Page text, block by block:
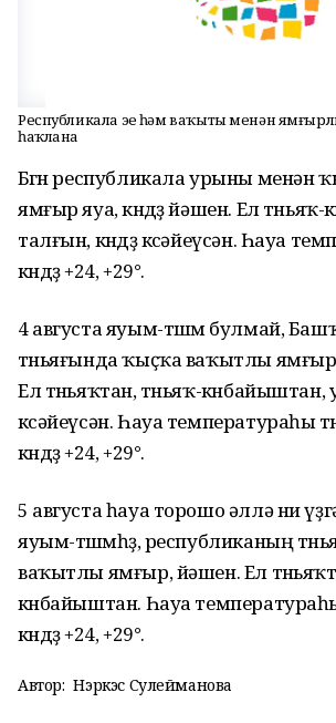
Республикала эҫе һәм ваҡыты менән
һаҡлана
Бөгөн республикала урыны менән
ямғыр яуа, көндөҙ йәшен. Ел
талғын, көндөҙ көсәйеүсән. Һауа
көндөҙ +24, +29°.
4 августа яуым-төшөм булмай,
төньяғында ҡыҫҡа ваҡытлы ямғыр,
Ел төньяҡтан, төньяҡ-
көсәйеүсән. Һауа температураһы
көндөҙ +24, +29°.
5 августа һауа торошо әллә ни
яуым-төшөмһөҙ, республиканың
ваҡытлы ямғыр, йәшен. Ел
көнбайыштан. Һауа температураһы
көндөҙ +24, +29°.
Автор: Нэркэс Сулейманова